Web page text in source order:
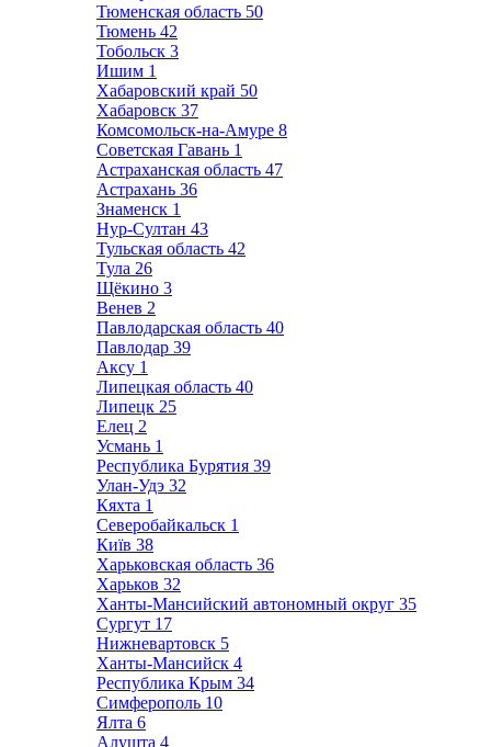
Тюменская область 50
Тюмень 42
Тобольск 3
Ишим 1
Хабаровский край 50
Хабаровск 37
Комсомольск-на-Амуре 8
Советская Гавань 1
Астраханская область 47
Астрахань 36
Знаменск 1
Нур-Султан 43
Тульская область 42
Тула 26
Щёкино 3
Венев 2
Павлодарская область 40
Павлодар 39
Аксу 1
Липецкая область 40
Липецк 25
Елец 2
Усмань 1
Республика Бурятия 39
Улан-Удэ 32
Кяхта 1
Северобайкальск 1
Київ 38
Харьковская область 36
Харьков 32
Ханты-Мансийский автономный округ 35
Сургут 17
Нижневартовск 5
Ханты-Мансийск 4
Республика Крым 34
Симферополь 10
Ялта 6
Алушта 4